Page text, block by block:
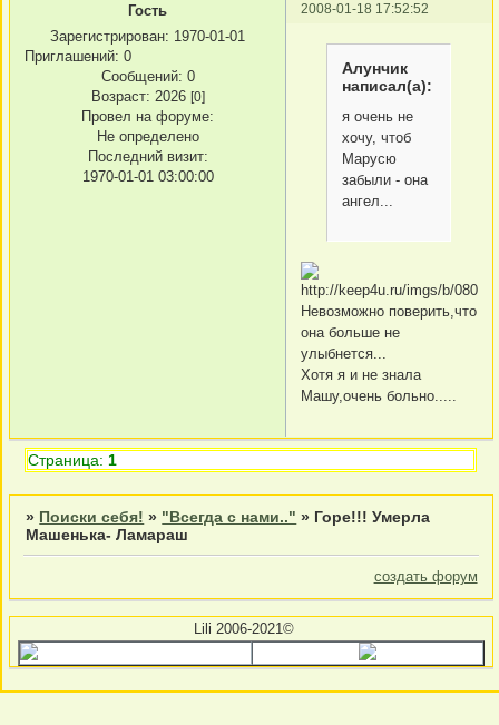
2008-01-18 17:52:52
Гость
Зарегистрирован: 1970-01-01
Приглашений: 0
Сообщений: 0
Возраст: 2026 [0]
Провел на форуме:
Не определено
Последний визит:
1970-01-01 03:00:00
Алунчик
написал(а):
я очень не
хочу, чтоб
Марусю
забыли - она
ангел...
Невозможно поверить,что
она больше не
улыбнется...
Хотя я и не знала
Машу,очень больно.....
Страница: 1
» Поиски себя! » "Всегда с нами.." » Горе!!! Умерла
Машенька- Ламараш
создать форум
Lili 2006-2021©